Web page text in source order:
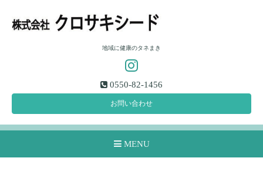
地域に健康のタネまき
0550-82-1456
お問い合わせ
MENU